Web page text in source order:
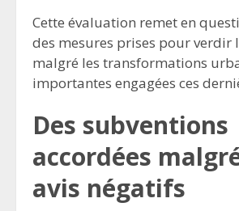
Cette évaluation remet en
des mesures prises pour verdir
malgré les transformations
importantes engagées ces
Des subventions
accordées
avis négatifs